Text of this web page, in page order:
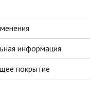
информация
покрытие